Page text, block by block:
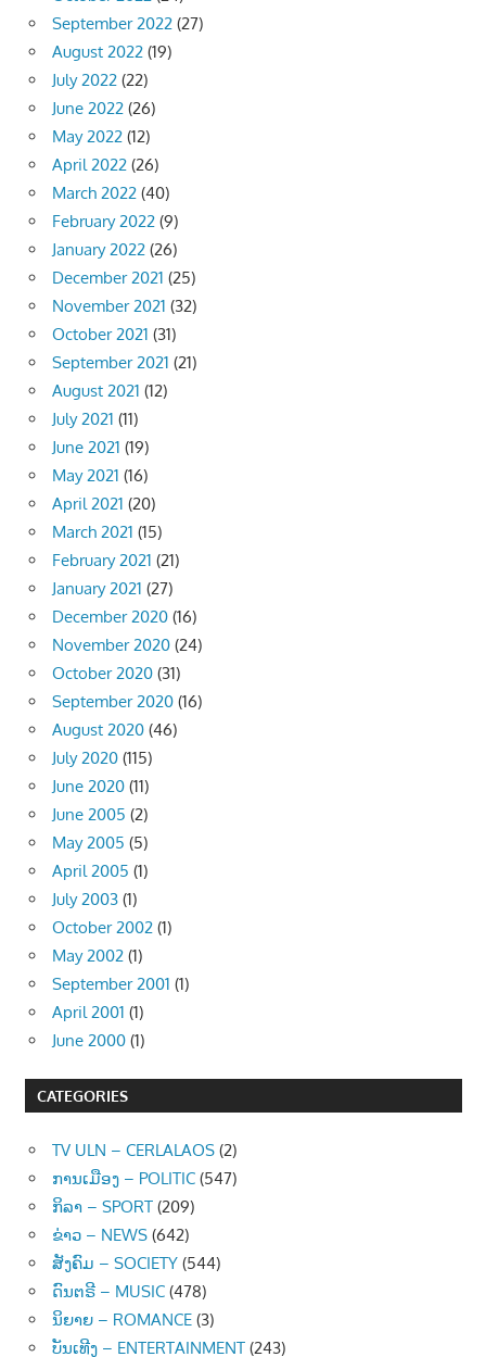
September 2022 (27)
August 2022 (19)
July 2022 (22)
June 2022 (26)
May 2022 (12)
April 2022 (26)
March 2022 (40)
February 2022 (9)
January 2022 (26)
December 2021 (25)
November 2021 (32)
October 2021 (31)
September 2021 (21)
August 2021 (12)
July 2021 (11)
June 2021 (19)
May 2021 (16)
April 2021 (20)
March 2021 (15)
February 2021 (21)
January 2021 (27)
December 2020 (16)
November 2020 (24)
October 2020 (31)
September 2020 (16)
August 2020 (46)
July 2020 (115)
June 2020 (11)
June 2005 (2)
May 2005 (5)
April 2005 (1)
July 2003 (1)
October 2002 (1)
May 2002 (1)
September 2001 (1)
April 2001 (1)
June 2000 (1)
CATEGORIES
TV ULN – CERLALAOS (2)
ການເມືອງ – POLITIC (547)
ກິລາ – SPORT (209)
ຂ່າວ – NEWS (642)
ສັງຄົມ – SOCIETY (544)
ດົນຕຣີ – MUSIC (478)
ນິຍາຍ – ROMANCE (3)
ບັນເທີງ – ENTERTAINMENT (243)